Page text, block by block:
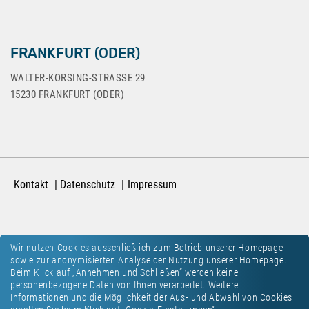
Wir nutzen Cookies ausschließlich zum Betrieb unserer Homepage
sowie zur anonymisierten Analyse der Nutzung unserer Homepage.
Beim Klick auf „Annehmen und Schließen“ werden keine
personenbezogene Daten von Ihnen verarbeitet. Weitere
Informationen und die Möglichkeit der Aus- und Abwahl von Cookies
FRANKFURT (ODER)
WALTER-KORSING-STRASSE 29
15230 FRANKFURT (ODER)
Kontakt Datenschutz Impressum